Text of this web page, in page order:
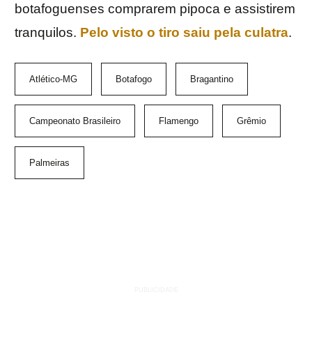
botafoguenses comprarem pipoca e assistirem
tranquilos. Pelo visto o tiro saiu pela culatra.
Atlético-MG Botafogo Bragantino
Campeonato Brasileiro Flamengo Grêmio
Palmeiras